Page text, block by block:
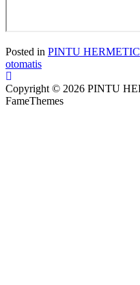
Posted in PINTU HERMETIC
otomatis
Copyright © 2026 PINTU
FameThemes